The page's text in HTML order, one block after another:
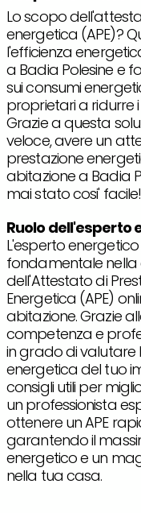
Lo scopo
energetica (APE)?
l'efficienza
a Badia Polesine e
sui consumi
proprietari a ridurre
Grazie a questa
veloce, avere un
prestazione
abitazione a Badia
mai stato cosi' facile!
Ruolo dell'esperto
L'esperto
fondamentale nella
dell'Attestato di
Energetica (APE)
abitazione. Grazie
competenza e
in grado di valutare
energetica del tuo
consigli utili per
un professionista
ottenere un APE
garantendo il
energetico e un
nella tua casa.